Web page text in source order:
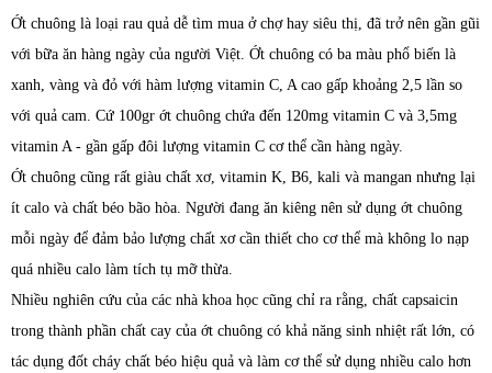
Ớt chuông là loại rau quả dễ tìm mua ở chợ hay siêu thị, đã trở nên gần gũi
với bữa ăn hàng ngày của người Việt. Ớt chuông có ba màu phổ biến là
xanh, vàng và đỏ với hàm lượng vitamin C, A cao gấp khoảng 2,5 lần so
với quả cam. Cứ 100gr ớt chuông chứa đến 120mg vitamin C và 3,5mg
vitamin A - gần gấp đôi lượng vitamin C cơ thể cần hàng ngày.
Ớt chuông cũng rất giàu chất xơ, vitamin K, B6, kali và mangan nhưng lại
ít calo và chất béo bão hòa. Người đang ăn kiêng nên sử dụng ớt chuông
mỗi ngày để đảm bảo lượng chất xơ cần thiết cho cơ thể mà không lo nạp
quá nhiều calo làm tích tụ mỡ thừa.
Nhiều nghiên cứu của các nhà khoa học cũng chỉ ra rằng, chất capsaicin
trong thành phần chất cay của ớt chuông có khả năng sinh nhiệt rất lớn, có
tác dụng đốt cháy chất béo hiệu quả và làm cơ thể sử dụng nhiều calo hơn